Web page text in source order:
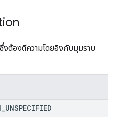
งต้องตีความโดยอิงกับมุมราบ
UNSPECIFIED